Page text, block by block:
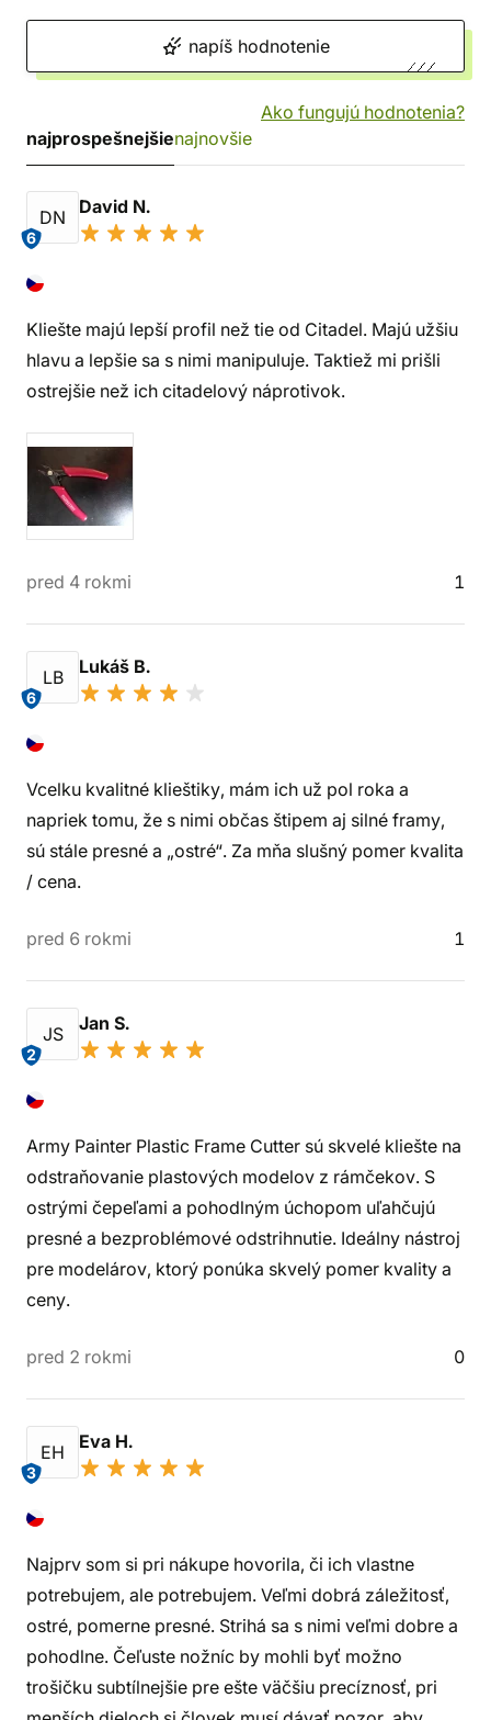
napíš hodnotenie
Ako fungujú hodnotenia?
najprospešnejšienajnovšie
DN
6
David N.
Kliešte majú lepší profil než tie od Citadel. Majú užšiu
hlavu a lepšie sa s nimi manipuluje. Taktiež mi prišli
ostrejšie než ich citadelový náprotivok.
pred 4 rokmi 1
LB
6
Lukáš B.
Vcelku kvalitné klieštiky, mám ich už pol roka a
napriek tomu, že s nimi občas štipem aj silné framy,
sú stále presné a „ostré“. Za mňa slušný pomer kvalita
/ cena.
pred 6 rokmi 1
JS
2
Jan S.
Army Painter Plastic Frame Cutter sú skvelé kliešte na
odstraňovanie plastových modelov z rámčekov. S
ostrými čepeľami a pohodlným úchopom uľahčujú
presné a bezproblémové odstrihnutie. Ideálny nástroj
pre modelárov, ktorý ponúka skvelý pomer kvality a
ceny.
pred 2 rokmi 0
EH
3
Eva H.
Najprv som si pri nákupe hovorila, či ich vlastne
potrebujem, ale potrebujem. Veľmi dobrá záležitosť,
ostré, pomerne presné. Strihá sa s nimi veľmi dobre a
pohodlne. Čeľuste nožníc by mohli byť možno
trošičku subtílnejšie pre ešte väčšiu precíznosť, pri